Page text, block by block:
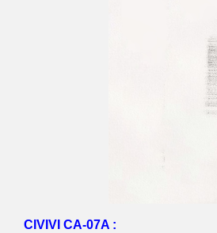
CIVIVI CA-07A :